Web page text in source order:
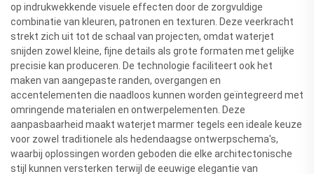
op indrukwekkende visuele effecten door de zorgvuldige
combinatie van kleuren, patronen en texturen. Deze veerkracht
strekt zich uit tot de schaal van projecten, omdat waterjet
snijden zowel kleine, fijne details als grote formaten met gelijke
precisie kan produceren. De technologie faciliteert ook het
maken van aangepaste randen, overgangen en
accentelementen die naadloos kunnen worden geïntegreerd met
omringende materialen en ontwerpelementen. Deze
aanpasbaarheid maakt waterjet marmer tegels een ideale keuze
voor zowel traditionele als hedendaagse ontwerpschema's,
waarbij oplossingen worden geboden die elke architectonische
stijl kunnen versterken terwijl de eeuwige elegantie van